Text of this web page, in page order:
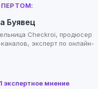
Буявец
Checkroi, продюсер
эксперт по онлайн-
экспертное мнение